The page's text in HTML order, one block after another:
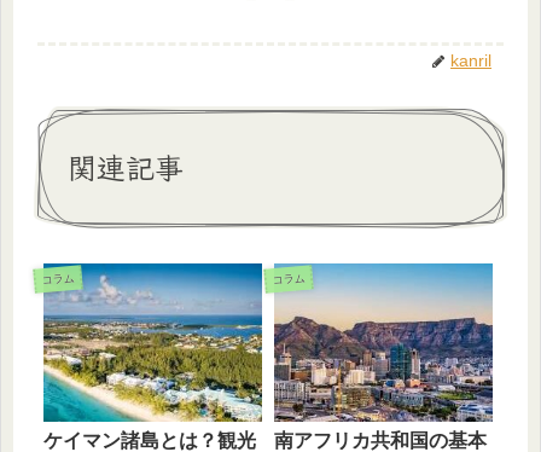
kanril
関連記事
コラム
ケイマン諸島とは？観光
コラム
南アフリカ共和国の基本